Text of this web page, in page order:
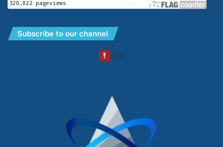
Subscribe to our channel